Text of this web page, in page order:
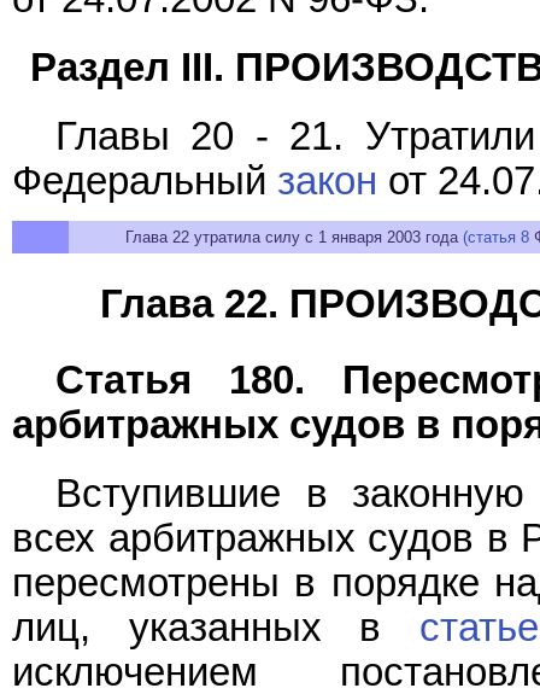
Раздел III.
Главы 20 - 21.
Федеральный закон от
Глава 22 утратила силу с 1 января 2003 года (статья 8
Глава 22.
Статья 180.
арбитражных судов в
Вступившие в
всех арбитражных судов в
пересмотрены в порядке
лиц, указанных в
исключением